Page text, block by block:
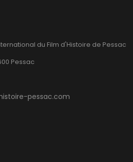
du Film d'Histoire de Pessac
Pessac
pessac.com